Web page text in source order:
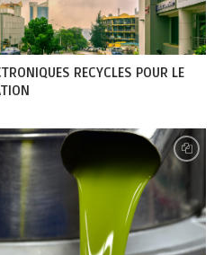
RECYCLES POUR LE